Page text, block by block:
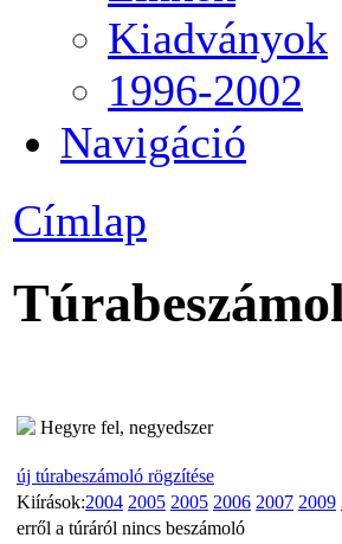
Kiadványok
1996-2002
Navigáció
Címlap
Hegyre fel, negyedszer
új túrabeszámoló rögzítése
Kiírások:2004 2005 2005 2006 2007 2009
erről a túráról nincs beszámoló